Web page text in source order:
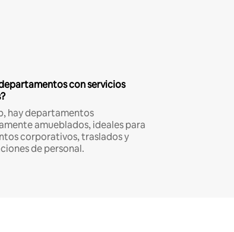
con servicios
hay departamentos
amueblados, ideales para
corporativos, traslados y
de personal.